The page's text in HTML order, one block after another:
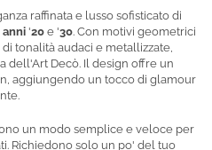
raffinata e lusso sofisticato di
anni '20 e '30. Con motivi geometrici
tonalità audaci e metallizzate,
dell'Art Decò. Il design offre un
aggiungendo un tocco di glamour
un modo semplice e veloce per
Richiedono solo un po' del tuo